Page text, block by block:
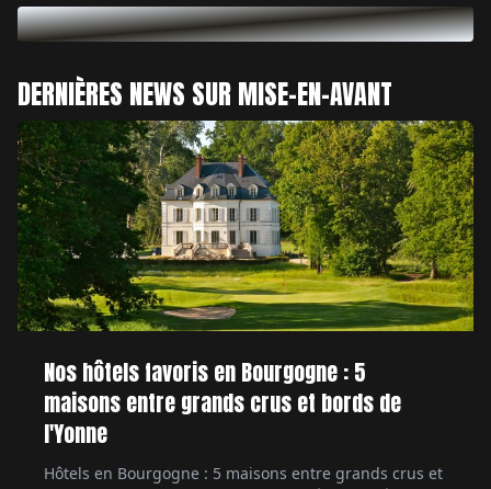
DERNIÈRES NEWS SUR MISE-EN-AVANT
Nos hôtels favoris en Bourgogne : 5
maisons entre grands crus et bords de
l'Yonne
Hôtels en Bourgogne : 5 maisons entre grands crus et